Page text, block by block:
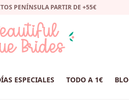
PENÍNSULA PARTIR DE +55€
ESPECIALES TODO A 1€